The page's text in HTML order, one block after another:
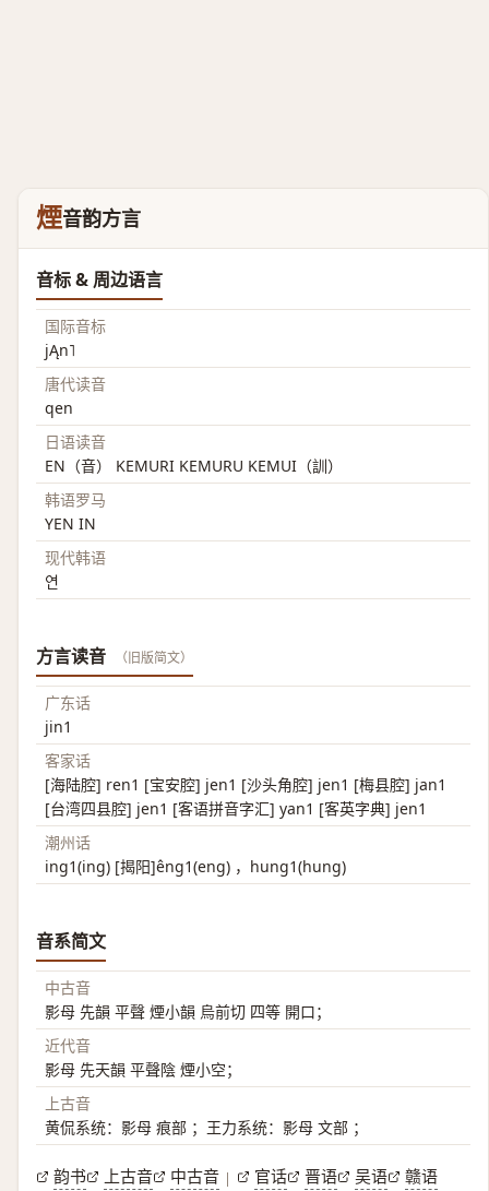
煙音韵方言
音标 & 周边语言
国际音标
jĄn˥
唐代读音
qen
日语读音
EN（音） KEMURI KEMURU KEMUI（訓）
韩语罗马
YEN IN
现代韩语
연
方言读音 （旧版简文）
广东话
jin1
客家话
[海陆腔] ren1 [宝安腔] jen1 [沙头角腔] jen1 [梅县腔] jan1
[台湾四县腔] jen1 [客语拼音字汇] yan1 [客英字典] jen1
潮州话
ing1(ing) [揭阳]êng1(eng) ，hung1(hung)
音系简文
中古音
影母 先韻 平聲 煙小韻 烏前切 四等 開口；
近代音
影母 先天韻 平聲陰 煙小空；
上古音
黄侃系统：影母 痕部 ；王力系统：影母 文部 ；
韵书 上古音 中古音 | 官话 晋语 吴语
赣语